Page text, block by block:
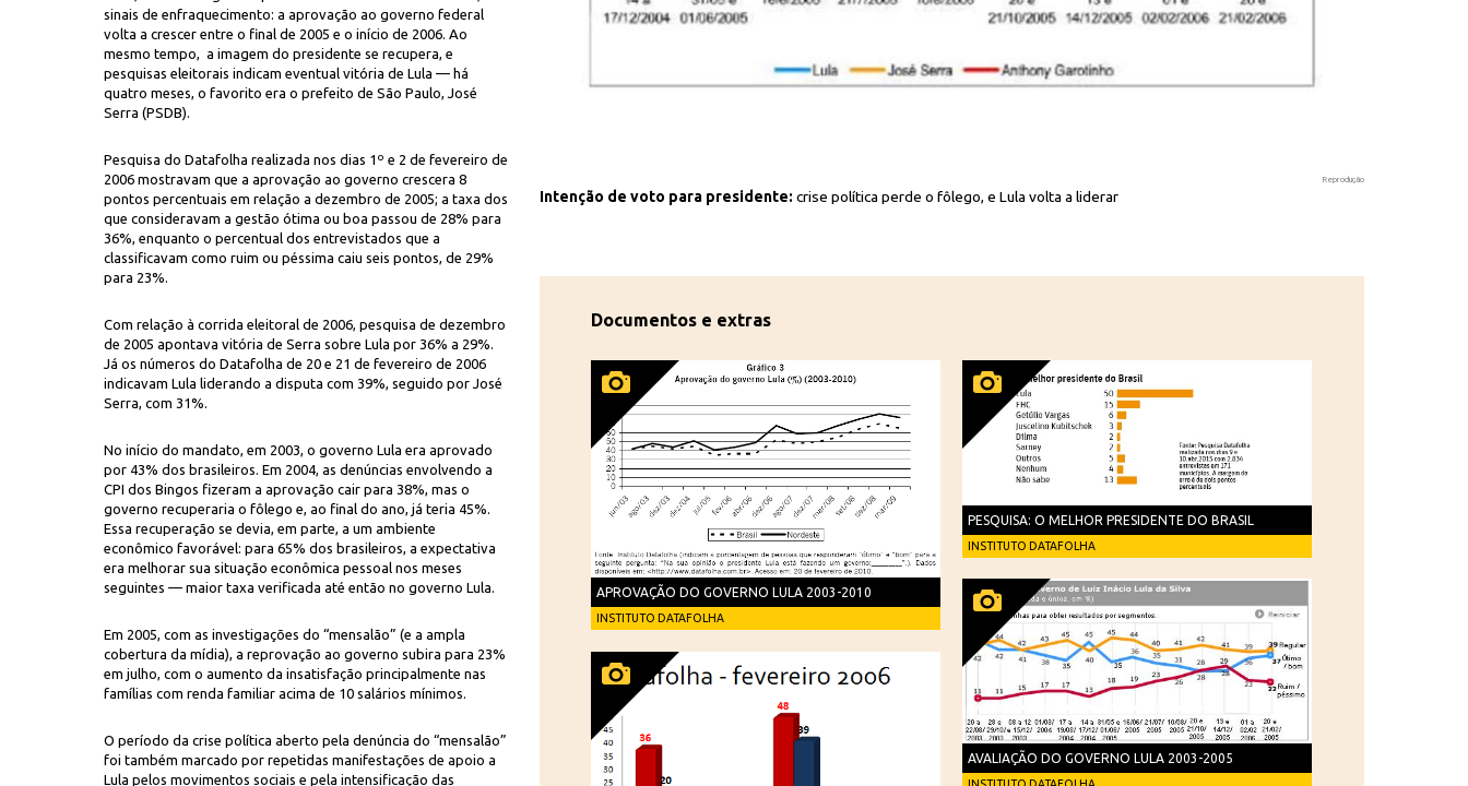
sinais de enfraquecimento: a aprovação ao governo federal
volta a crescer entre o final de 2005 e o início de 2006. Ao
mesmo tempo, a imagem do presidente se recupera, e
pesquisas eleitorais indicam eventual vitória de Lula — há
quatro meses, o favorito era o prefeito de São Paulo, José
Serra (PSDB).
Pesquisa do Datafolha realizada nos dias 1º e 2 de fevereiro de
2006 mostravam que a aprovação ao governo crescera 8
pontos percentuais em relação a dezembro de 2005; a taxa dos
que consideravam a gestão ótima ou boa passou de 28% para
36%, enquanto o percentual dos entrevistados que a
classificavam como ruim ou péssima caiu seis pontos, de 29%
para 23%.
Com relação à corrida eleitoral de 2006, pesquisa de dezembro
de 2005 apontava vitória de Serra sobre Lula por 36% a 29%.
Já os números do Datafolha de 20 e 21 de fevereiro de 2006
indicavam Lula liderando a disputa com 39%, seguido por José
Serra, com 31%.
No início do mandato, em 2003, o governo Lula era aprovado
por 43% dos brasileiros. Em 2004, as denúncias envolvendo a
CPI dos Bingos fizeram a aprovação cair para 38%, mas o
governo recuperaria o fôlego e, ao final do ano, já teria 45%.
Essa recuperação se devia, em parte, a um ambiente
econômico favorável: para 65% dos brasileiros, a expectativa
era melhorar sua situação econômica pessoal nos meses
seguintes — maior taxa verificada até então no governo Lula.
Em 2005, com as investigações do “mensalão” (e a ampla
cobertura da mídia), a reprovação ao governo subira para 23%
em julho, com o aumento da insatisfação principalmente nas
famílias com renda familiar acima de 10 salários mínimos.
O período da crise política aberto pela denúncia do “mensalão”
foi também marcado por repetidas manifestações de apoio a
Lula pelos movimentos sociais e pela intensificação das
política perde o fôlego, e Lula volta a liderar Intenção de voto para presidente: crise política perde o fôlego, e Lula volta a liderar
Reprodução
Documentos e extras
APROVAÇÃO DO GOVERNO LULA 2003-2010
INSTITUTO DATAFOLHA
PESQUISA: O MELHOR PRESIDENTE DO BRASIL
INSTITUTO DATAFOLHA
AVALIAÇÃO DO GOVERNO LULA 2003-2005